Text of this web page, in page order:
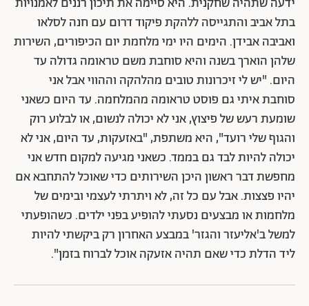
בתל אביב והתגייסהללהקת פיקוד דרום עם חנה לסלאו
ואביבה אבידן. הימים היו ימי מלחמת יום הכיפורים, השירות
שלהן הוארך בשנה והיא סוחבת משם טראומה גדולה עד
היום. "יש לי זיכרונות טובים מהלהקה וההווי אבל אני
סוחבת איתי גם פוסט טראומה מהמלחמה. עד היום כשאני
שומעת רעש של פיצוץ, אני לא יכולה לנשום, או לבלוע רוק
והגוף שלי רועד", היא משתפת, "באזעקות, עד היום, אני לא
יכולה להיות לבד גם בממד. כשאני מגיעה למקום חדש אני
מחפשת דבר ראשון היכן השירותים כדי שאוכל להתחבא אם
יהיו פצצות. אבל עם כל זה, לא ויתרתי לעצמי ובימים של
מלחמות או מבצעים נסעתי להופיע בפני ילדים. כשהופעתי
למשל ב'אליעזר והגזר' במבצע האחרון רק ביקשתי להיות
ליד הדלת כדי שאם תהיה אזעקה אוכל לברוח בזמן".